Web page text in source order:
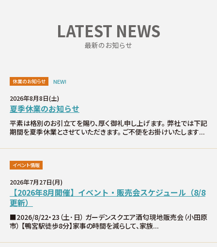
∟自由設計・高性能住宅『AUCA』
∟自由設計・高断熱仕様住宅『MODERATE』
∟規格型・高性能住宅『Waffle』
宿泊型モデルハウス
∟宿泊体験予約
∟ご宿泊体験者フォト
分譲情報
∟新規分譲住宅
LATEST NEWS
最新のお知らせ
休業のお知らせ NEW!
2026年8月8日(土)
夏季休業のお知らせ
平素は格別のお引立てを賜り、厚く御礼申し上げます。 弊社では下記
期間を夏季休業とさせていただきます。 ご不便をお掛けいたします...
イベント情報
2026年7月27日(月)
【2026年8月開催】イベント・販売会スケジュール（8/8
更新）
■2026/8/22・23（土･日） ガーデンスクエア酒匂現地販売会（小田原
市） 【鴨宮駅徒歩8分】家事の時間を減らして、家族...